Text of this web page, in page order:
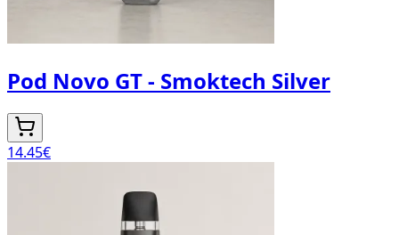
Pod Novo GT - Smoktech Silver
14.45€